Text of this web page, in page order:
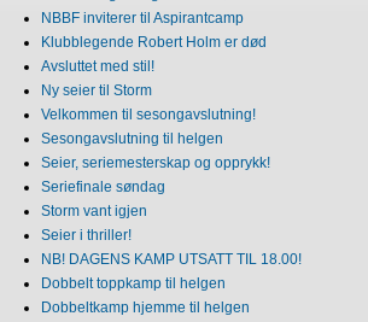
NBBF inviterer til Aspirantcamp
Klubblegende Robert Holm er død
Avsluttet med stil!
Ny seier til Storm
Velkommen til sesongavslutning!
Sesongavslutning til helgen
Seier, seriemesterskap og opprykk!
Seriefinale søndag
Storm vant igjen
Seier i thriller!
NB! DAGENS KAMP UTSATT TIL 18.00!
Dobbelt toppkamp til helgen
Dobbeltkamp hjemme til helgen